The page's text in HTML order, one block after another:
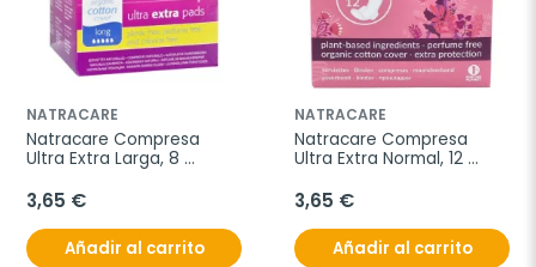
NATRACARE
Natracare Compresa
Ultra Extra Larga, 8
3,65 €
Añadir al carrito
NATRACARE
Natracare Compresa
Ultra Extra Normal, 12
3,65 €
Añadir al carrito